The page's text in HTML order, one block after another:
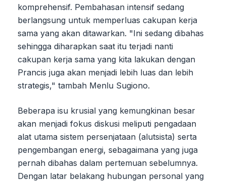
komprehensif. Pembahasan intensif sedang
berlangsung untuk memperluas cakupan kerja
sama yang akan ditawarkan. "Ini sedang dibahas
sehingga diharapkan saat itu terjadi nanti
cakupan kerja sama yang kita lakukan dengan
Prancis juga akan menjadi lebih luas dan lebih
strategis," tambah Menlu Sugiono.
Beberapa isu krusial yang kemungkinan besar
akan menjadi fokus diskusi meliputi pengadaan
alat utama sistem persenjataan (alutsista) serta
pengembangan energi, sebagaimana yang juga
pernah dibahas dalam pertemuan sebelumnya.
Dengan latar belakang hubungan personal yang